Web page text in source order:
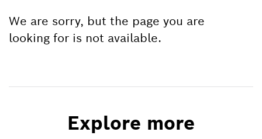
We are sorry, but the page you are
looking for is not available.
Explore more